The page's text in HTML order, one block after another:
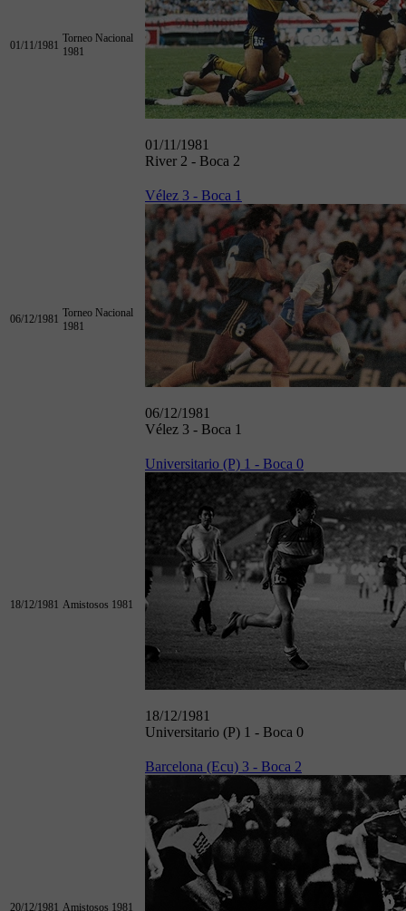
01/11/1981
Torneo Nacional
1981
01/11/1981
River 2 - Boca 2
06/12/1981 Torneo Nacional
1981
Vélez 3 - Boca 1
06/12/1981
Vélez 3 - Boca 1
18/12/1981 Amistosos 1981
Universitario (P) 1 - Boca 0
18/12/1981
Universitario (P) 1 - Boca 0
20/12/1981 Amistosos 1981
Barcelona (Ecu) 3 - Boca 2